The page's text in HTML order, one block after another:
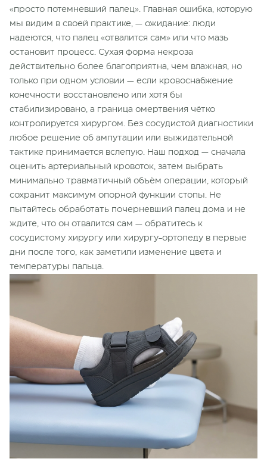
«просто потемневший палец». Главная ошибка, которую
мы видим в своей практике, — ожидание: люди
надеются, что палец «отвалится сам» или что мазь
остановит процесс. Сухая форма некроза
действительно более благоприятна, чем влажная, но
только при одном условии — если кровоснабжение
конечности восстановлено или хотя бы
стабилизировано, а граница омертвения чётко
контролируется хирургом. Без сосудистой диагностики
любое решение об ампутации или выжидательной
тактике принимается вслепую. Наш подход — сначала
оценить артериальный кровоток, затем выбрать
минимально травматичный объём операции, который
сохранит максимум опорной функции стопы. Не
пытайтесь обработать почерневший палец дома и не
ждите, что он отвалится сам — обратитесь к
сосудистому хирургу или хирургу-ортопеду в первые
дни после того, как заметили изменение цвета и
температуры пальца.